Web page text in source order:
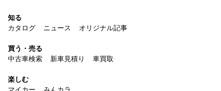
知る
カタログ
ニュース オリジナル記事
買う・売る
中古車検索
新車見積り 車買取
楽しむ